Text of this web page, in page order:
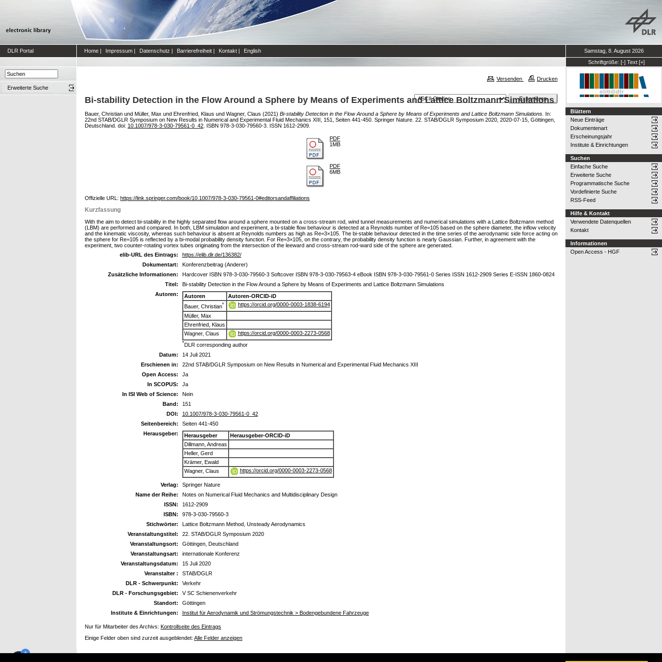
DLR Portal Home | Impressum | Datenschutz | Barrierefreiheit | Kontakt | English
Samstag, 8. August 2026
Schriftgröße: [-] Text [+]
Erweiterte Suche
Versenden Drucken
Bi-stability Detection in the Flow Around a Sphere by Means of Experiments and Lattice Boltzmann Simulations
Bauer, Christian und Müller, Max und Ehrenfried, Klaus und Wagner, Claus (2021) Bi-stability Detection in the Flow Around a Sphere by Means of Experiments and Lattice Boltzmann Simulations. In:
22nd STAB/DGLR Symposium on New Results in Numerical and Experimental Fluid Mechanics XIII, 151, Seiten 441-450. Springer Nature. 22. STAB/DGLR Symposium 2020, 2020-07-15, Göttingen,
Deutschland. doi: 10.1007/978-3-030-79561-0_42 . ISBN 978-3-030-79560-3. ISSN 1612-2909.
PDF
1MB
PDF
6MB
Offizielle URL: https://link.springer.com/book/10.1007/978-3-030-79561-0#editorsandaffiliations
Kurzfassung
With the aim to detect bi-stability in the highly separated flow around a sphere mounted on a cross-stream rod, wind tunnel measurements and numerical simulations with a Lattice Boltzmann method
(LBM) are performed and compared. In both, LBM simulation and experiment, a bi-stable flow behaviour is detected at a Reynolds number of Re=105 based on the sphere diameter, the inflow velocity
and the kinematic viscosity, whereas such behaviour is absent at Reynolds numbers as high as Re=3×105. The bi-stable behaviour detected in the time series of the aerodynamic side force acting on
the sphere for Re=105 is reflected by a bi-modal probability density function. For Re=3×105, on the contrary, the probability density function is nearly Gaussian. Further, in agreement with the
experiment, two counter-rotating vortex tubes originating from the intersection of the leeward and cross-stream rod-ward side of the sphere are generated.
elib-URL des Eintrags:
https://elib.dlr.de/136382/
Dokumentart:
Konferenzbeitrag (Anderer)
Zusätzliche Informationen:
Hardcover ISBN 978-3-030-79560-3 Softcover ISBN 978-3-030-79563-4 eBook ISBN 978-3-030-79561-0 Series ISSN 1612-2909 Series E-ISSN 1860-0824
Titel:
Bi-stability Detection in the Flow Around a Sphere by Means of Experiments and Lattice Boltzmann Simulations
Autoren:
Autoren
Autoren-ORCID-iD
Bauer, Christian*
https://orcid.org/0000-0003-1838-6194
Müller, Max
Ehrenfried, Klaus
Wagner, Claus
https://orcid.org/0000-0003-2273-0568
*DLR corresponding author
Datum:
14 Juli 2021
Erschienen in:
22nd STAB/DGLR Symposium on New Results in Numerical and Experimental Fluid Mechanics XIII
Open Access:
Ja
In SCOPUS:
Ja
In ISI Web of Science:
Nein
Band:
151
DOI:
10.1007/978-3-030-79561-0_42
Seitenbereich:
Seiten 441-450
Herausgeber:
Herausgeber
Herausgeber-ORCID-iD
Dillmann, Andreas
Heller, Gerd
Krämer, Ewald
Wagner, Claus
https://orcid.org/0000-0003-2273-0568
Verlag:
Springer Nature
Name der Reihe:
Notes on Numerical Fluid Mechanics and Multidisciplinary Design
ISSN:
1612-2909
ISBN:
978-3-030-79560-3
Stichwörter:
Lattice Boltzmann Method, Unsteady Aerodynamics
Veranstaltungstitel:
22. STAB/DGLR Symposium 2020
Veranstaltungsort:
Göttingen, Deutschland
Veranstaltungsart:
internationale Konferenz
Veranstaltungsdatum:
15 Juli 2020
Veranstalter :
STAB/DGLR
DLR - Schwerpunkt:
Verkehr
DLR - Forschungsgebiet:
V SC Schienenverkehr
Standort:
Göttingen
Institute & Einrichtungen:
Institut für Aerodynamik und Strömungstechnik > Bodengebundene Fahrzeuge
Nur für Mitarbeiter des Archivs: Kontrollseite des Eintrags
Einige Felder oben sind zurzeit ausgeblendet: Alle Felder anzeigen
Blättern
Neue Einträge
Dokumentenart
Erscheinungsjahr
Institute & Einrichtungen
Suchen
Einfache Suche
Erweiterte Suche
Programmatische Suche
Vordefinierte Suche
RSS-Feed
Hilfe & Kontakt
Verwendete Datenquellen
Kontakt
Informationen
Open Access - HGF